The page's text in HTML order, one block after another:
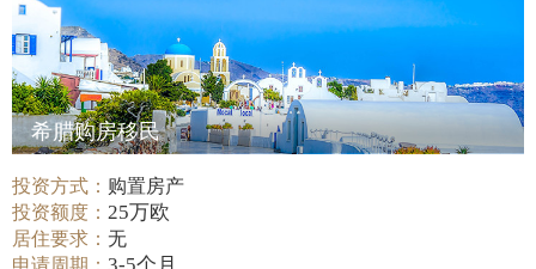
希腊购房移民
投资方式： 购置房产
投资额度： 25万欧
居住要求：无